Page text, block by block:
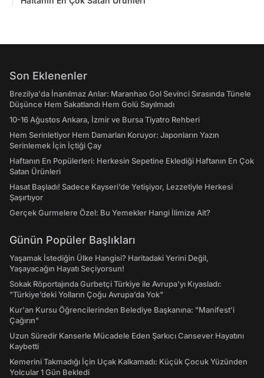
Son Eklenenler
Brezilya'da İnanılmaz Anlar: Maranhao Gol Sevinci Sırasında Tünele
Düşünce Hem Sakatlandı Hem Golü Sayılmadı
10-16 Ağustos Ankara, İzmir ve Bursa Tiyatro Rehberi
Hem Serinletiyor Hem Damarları Koruyor: Japonların Yazın
Serinlemek İçin İçtiği Çay
Haftanın En Popülerleri: Herkesin Sepetine Eklediği Haftanın En Çok
Satan Ürünleri
Hasat Başladı! Sadece Kayseri’de Yetişiyor, Lezzetiyle Herkesi
Şaşırtıyor
Gerçek Gurmelere Özel: Bu Yemekler Hangi İlimize Ait?
Günün Popüler Başlıkları
Yaşamak İstediğin Ülke Hangisi? Haritadaki Yerini Değil,
Yaşayacağın Hayatı Seçiyorsun!
Sokak Röportajında Gurbetçi Türkiye ile Avrupa'yı Kıyasladı:
"Türkiye’deki Yolların Çoğu Avrupa’da Yok"
Kur'an Kursu Öğrencilerinden Belediye Başkanına: "Manifest’i
Çağırın"
Uzun Süredir Kanserle Mücadele Eden Şarkıcı Cansever Hayatını
Kaybetti
Kemerini Takmadığı İçin Uçak Kalkamadı: Küçük Çocuk Yüzünden
Yolcular 1 Gün Bekledi